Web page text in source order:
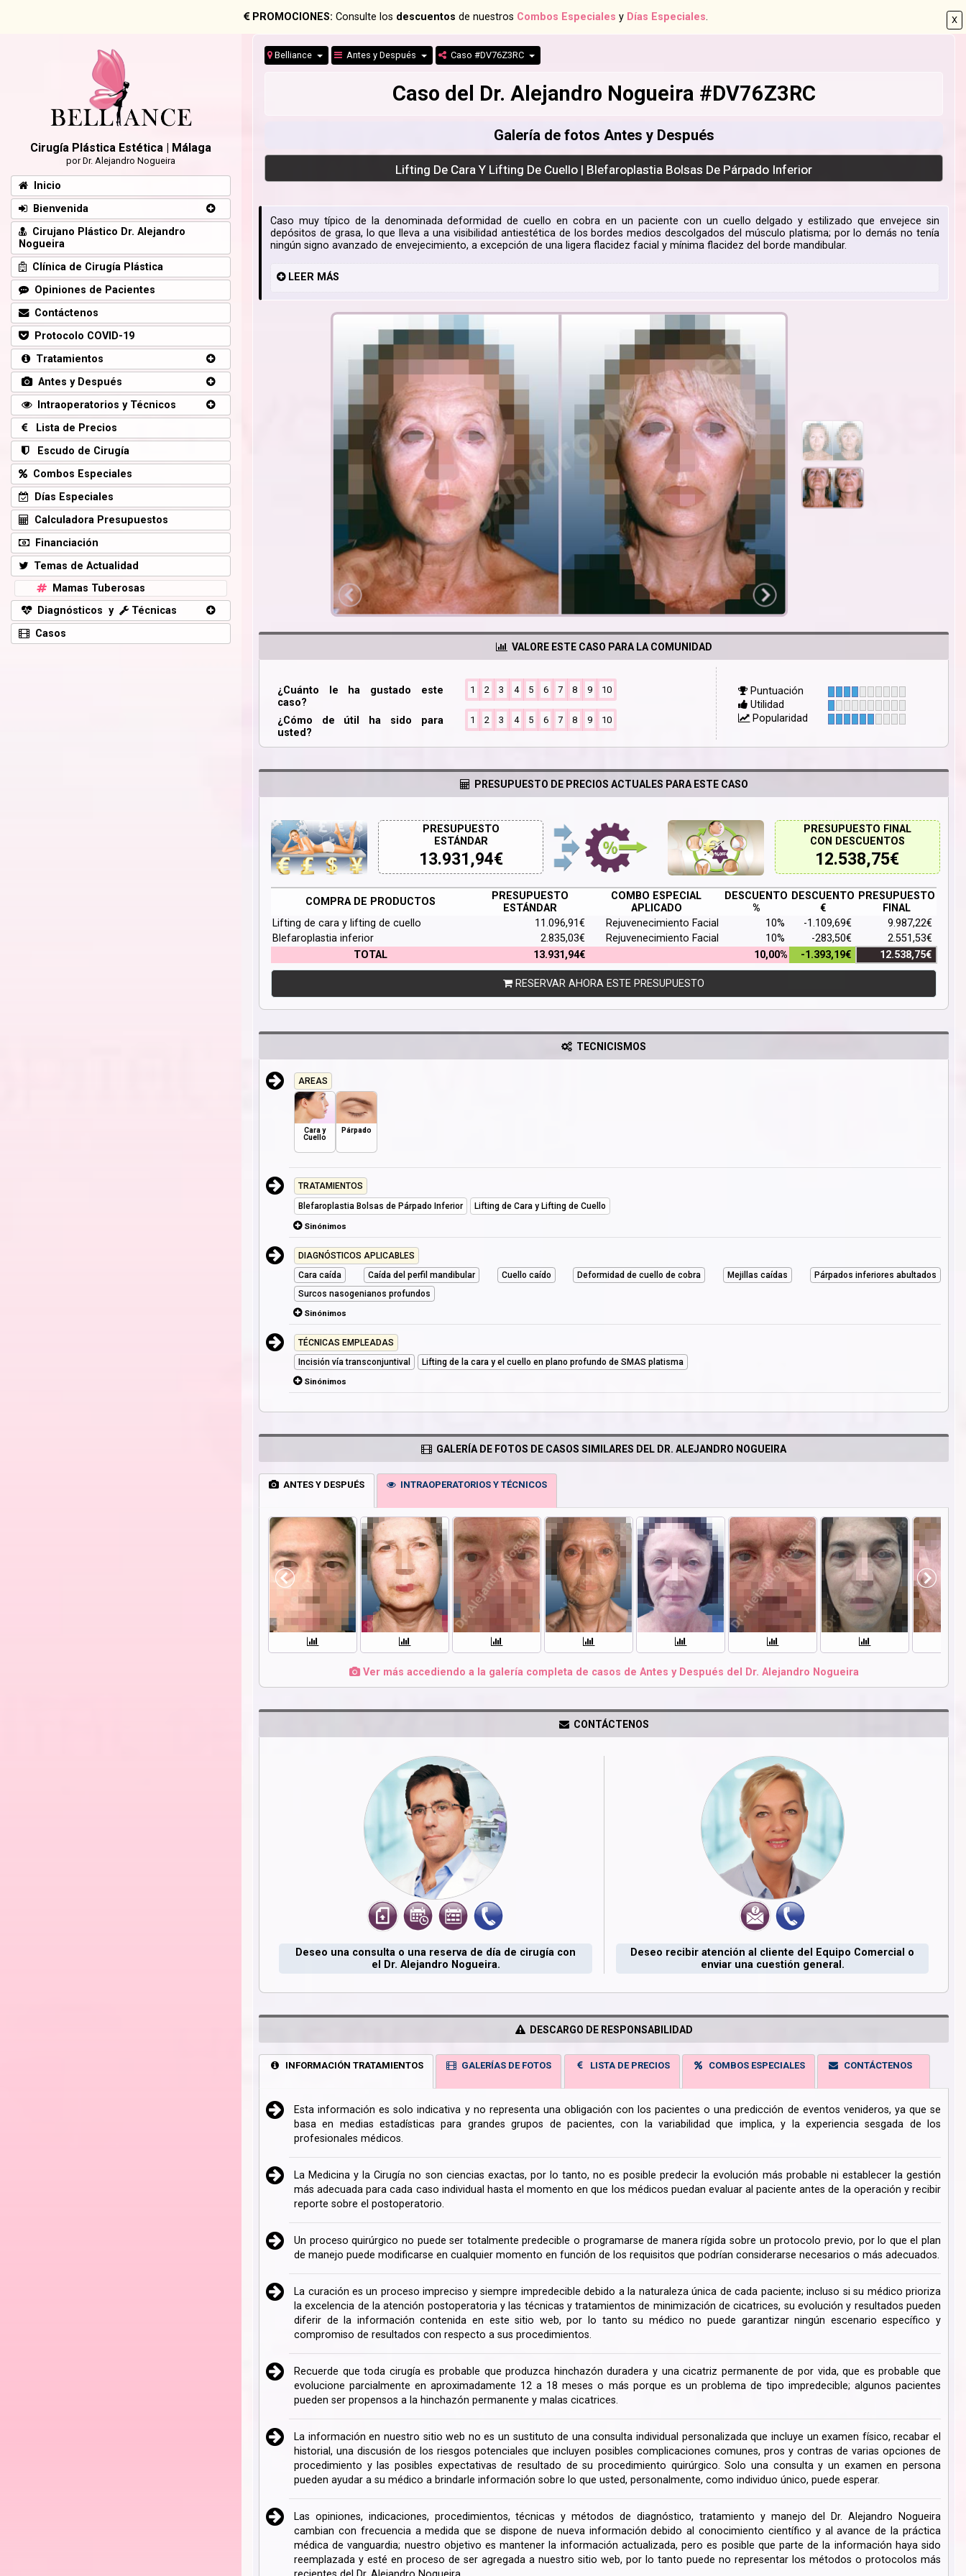
X
PROMOCIONES: Consulte los descuentos de nuestros Combos Especiales y Días Especiales.
Belliance Antes y Después Caso #DV76Z3RC
Caso del Dr. Alejandro Nogueira #DV76Z3RC
Galería de fotos Antes y Después
Lifting De Cara Y Lifting De Cuello | Blefaroplastia Bolsas De Párpado Inferior
Caso muy típico de la denominada deformidad de cuello en cobra en un paciente con un cuello delgado y estilizado que envejece sin
depósitos de grasa, lo que lleva a una visibilidad antiestética de los bordes medios descolgados del músculo platisma; por lo demás no tenía
ningún signo avanzado de envejecimiento, a excepción de una ligera flacidez facial y mínima flacidez del borde mandibular.
LEER MÁS
VALORE ESTE CASO PARA LA COMUNIDAD
¿Cuánto le ha gustado este
caso?
1 2 3 4 5 6 7 8 9 10
¿Cómo de útil ha sido para
usted?
1 2 3 4 5 6 7 8 9 10
Puntuación
Utilidad
Popularidad
PRESUPUESTO DE PRECIOS ACTUALES PARA ESTE CASO
PRESUPUESTO
ESTÁNDAR
13.931,94€
PRESUPUESTO FINAL
CON DESCUENTOS
12.538,75€
COMPRA DE PRODUCTOS
PRESUPUESTO
ESTÁNDAR
COMBO ESPECIAL
APLICADO
DESCUENTO
%
DESCUENTO
€
PRESUPUESTO
FINAL
Lifting de cara y lifting de cuello
11.096,91€ Rejuvenecimiento Facial 10% -1.109,69€
9.987,22€
Blefaroplastia inferior
2.835,03€ Rejuvenecimiento Facial 10% -283,50€
2.551,53€
TOTAL
13.931,94€ 10,00% -1.393,19€ 12.538,75€
RESERVAR AHORA ESTE PRESUPUESTO
TECNICISMOS
AREAS
Cara y
Cuello
Párpado
TRATAMIENTOS
Blefaroplastia Bolsas de Párpado Inferior
Lifting de Cara y Lifting de Cuello
Sinónimos
DIAGNÓSTICOS APLICABLES
Cara caída
Caída del perfil mandibular Cuello caído Deformidad de cuello de cobra Mejillas caídas
Párpados inferiores abultados
Surcos nasogenianos profundos
Sinónimos
TÉCNICAS EMPLEADAS
Incisión vía transconjuntival
Lifting de la cara y el cuello en plano profundo de SMAS platisma
Sinónimos
GALERÍA DE FOTOS DE CASOS SIMILARES DEL DR. ALEJANDRO NOGUEIRA
ANTES Y DESPUÉS INTRAOPERATORIOS Y TÉCNICOS
Ver más accediendo a la galería completa de casos de Antes y Después del Dr. Alejandro Nogueira
CONTÁCTENOS
Deseo una consulta o una reserva de día de cirugía con
el Dr. Alejandro Nogueira.
Deseo recibir atención al cliente del Equipo Comercial o
enviar una cuestión general.
DESCARGO DE RESPONSABILIDAD
INFORMACIÓN TRATAMIENTOS GALERÍAS DE FOTOS LISTA DE PRECIOS COMBOS ESPECIALES CONTÁCTENOS
Esta información es solo indicativa y no representa una obligación con los pacientes o una predicción de eventos venideros, ya que se
basa en medias estadísticas para grandes grupos de pacientes, con la variabilidad que implica, y la experiencia sesgada de los
profesionales médicos.
La Medicina y la Cirugía no son ciencias exactas, por lo tanto, no es posible predecir la evolución más probable ni establecer la gestión
más adecuada para cada caso individual hasta el momento en que los médicos puedan evaluar al paciente antes de la operación y recibir
reporte sobre el postoperatorio.
Un proceso quirúrgico no puede ser totalmente predecible o programarse de manera rígida sobre un protocolo previo, por lo que el plan
de manejo puede modificarse en cualquier momento en función de los requisitos que podrían considerarse necesarios o más adecuados.
La curación es un proceso impreciso y siempre impredecible debido a la naturaleza única de cada paciente; incluso si su médico prioriza
la excelencia de la atención postoperatoria y las técnicas y tratamientos de minimización de cicatrices, su evolución y resultados pueden
diferir de la información contenida en este sitio web, por lo tanto su médico no puede garantizar ningún escenario específico y
compromiso de resultados con respecto a sus procedimientos.
Recuerde que toda cirugía es probable que produzca hinchazón duradera y una cicatriz permanente de por vida, que es probable que
evolucione parcialmente en aproximadamente 12 a 18 meses o más porque es un problema de tipo impredecible; algunos pacientes
pueden ser propensos a la hinchazón permanente y malas cicatrices.
La información en nuestro sitio web no es un sustituto de una consulta individual personalizada que incluye un examen físico, recabar el
historial, una discusión de los riesgos potenciales que incluyen posibles complicaciones comunes, pros y contras de varias opciones de
procedimiento y las posibles expectativas de resultado de su procedimiento quirúrgico. Solo una consulta y un examen en persona
pueden ayudar a su médico a brindarle información sobre lo que usted, personalmente, como individuo único, puede esperar.
Las opiniones, indicaciones, procedimientos, técnicas y métodos de diagnóstico, tratamiento y manejo del Dr. Alejandro Nogueira
cambian con frecuencia a medida que se dispone de nueva información debido al conocimiento científico y al avance de la práctica
médica de vanguardia; nuestro objetivo es mantener la información actualizada, pero es posible que parte de la información haya sido
reemplazada y esté en proceso de ser agregada a nuestro sitio web, por lo tanto puede no representar los métodos o protocolos más
Cirugía Plástica Estética | Málaga
por Dr. Alejandro Nogueira
Inicio
Bienvenida
Cirujano Plástico Dr. Alejandro
Nogueira
Clínica de Cirugía Plástica
Opiniones de Pacientes
Contáctenos
Protocolo COVID-19
Tratamientos
Antes y Después
Intraoperatorios y Técnicos
Lista de Precios
Escudo de Cirugía
Combos Especiales
Días Especiales
Calculadora Presupuestos
Financiación
Temas de Actualidad
Mamas Tuberosas
Diagnósticos y
Técnicas
Casos